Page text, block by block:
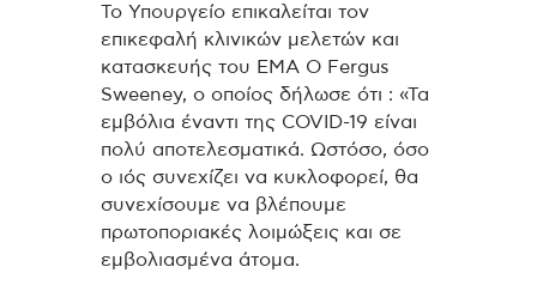
Το Υπουργείο επικαλείται τον
επικεφαλή κλινικών μελετών και
κατασκευής του EMA Ο Fergus
Sweeney, ο οποίος δήλωσε ότι : «Τα
εμβόλια έναντι της COVID-19 είναι
πολύ αποτελεσματικά. Ωστόσο, όσο
ο ιός συνεχίζει να κυκλοφορεί, θα
συνεχίσουμε να βλέπουμε
πρωτοποριακές λοιμώξεις και σε
εμβολιασμένα άτομα.